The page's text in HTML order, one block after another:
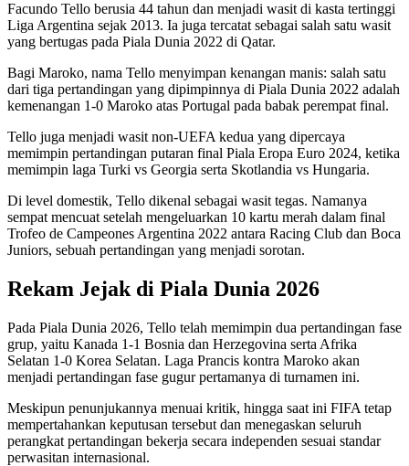
Facundo Tello berusia 44 tahun dan menjadi wasit di kasta tertinggi
Liga Argentina sejak 2013. Ia juga tercatat sebagai salah satu wasit
yang bertugas pada Piala Dunia 2022 di Qatar.
Bagi Maroko, nama Tello menyimpan kenangan manis: salah satu
dari tiga pertandingan yang dipimpinnya di Piala Dunia 2022 adalah
kemenangan 1-0 Maroko atas Portugal pada babak perempat final.
Tello juga menjadi wasit non-UEFA kedua yang dipercaya
memimpin pertandingan putaran final Piala Eropa Euro 2024, ketika
memimpin laga Turki vs Georgia serta Skotlandia vs Hungaria.
Di level domestik, Tello dikenal sebagai wasit tegas. Namanya
sempat mencuat setelah mengeluarkan 10 kartu merah dalam final
Trofeo de Campeones Argentina 2022 antara Racing Club dan Boca
Juniors, sebuah pertandingan yang menjadi sorotan.
Rekam Jejak di Piala Dunia 2026
Pada Piala Dunia 2026, Tello telah memimpin dua pertandingan fase
grup, yaitu Kanada 1-1 Bosnia dan Herzegovina serta Afrika
Selatan 1-0 Korea Selatan. Laga Prancis kontra Maroko akan
menjadi pertandingan fase gugur pertamanya di turnamen ini.
Meskipun penunjukannya menuai kritik, hingga saat ini FIFA tetap
mempertahankan keputusan tersebut dan menegaskan seluruh
perangkat pertandingan bekerja secara independen sesuai standar
perwasitan internasional.